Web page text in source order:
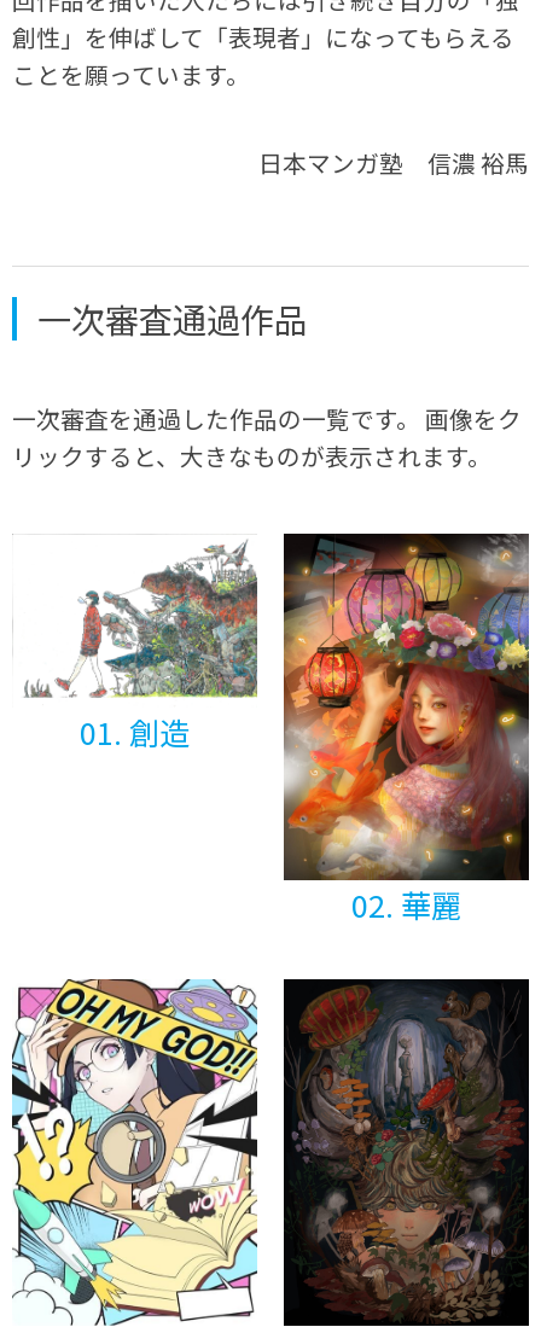
創性」を伸ばして「表現者」になってもらえる
ことを願っています。
日本マンガ塾 信濃 裕馬
一次審査通過作品
一次審査を通過した作品の一覧です。 画像をク
リックすると、大きなものが表示されます。
01. 創造
02. 華麗